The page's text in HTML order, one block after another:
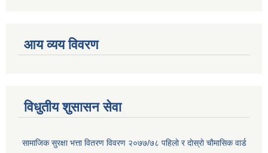
आय व्यय विवरण
विधुतीय शुसासन सेवा
सामाजिक सुरक्षा भत्ता वितरण विवरण २०७७/७८ पहिलाे र दाेस्राे चाैमासिक वार्ड